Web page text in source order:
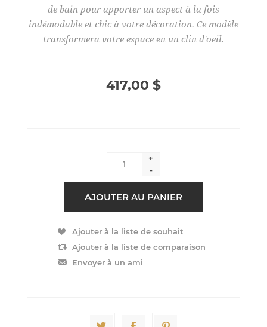
de bain pour apporter un aspect à la fois
indémodable et chic à votre décoration. Ce modèle
transformera votre espace en un clin d'oeil.
417,00 $
+
-